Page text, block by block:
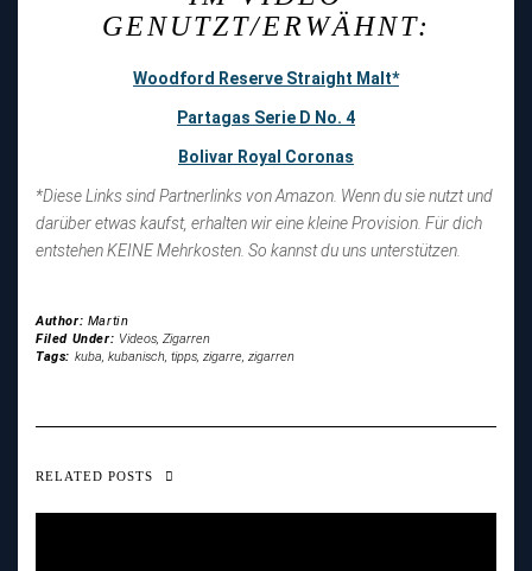
GENUTZT/ERWÄHNT:
Woodford Reserve Straight Malt*
Partagas Serie D No. 4
Bolivar Royal Coronas
*Diese Links sind Partnerlinks von Amazon. Wenn du sie nutzt und
darüber etwas kaufst, erhalten wir eine kleine Provision. Für dich
entstehen KEINE Mehrkosten. So kannst du uns unterstützen.
Author: Martin
Filed Under: Videos, Zigarren
Tags: kuba, kubanisch, tipps, zigarre, zigarren
RELATED POSTS